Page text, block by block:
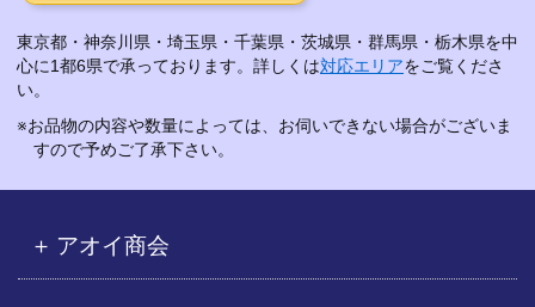
東京都・神奈川県・埼玉県・千葉県・茨城県・群馬県・栃木県を中
心に1都6県で承っております。詳しくは対応エリアをご覧くださ
い。
※お品物の内容や数量によっては、お伺いできない場合がございま
すので予めご了承下さい。
アオイ商会